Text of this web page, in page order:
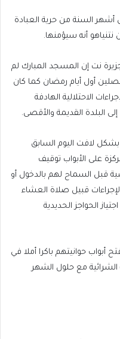
السنة من حرية العبادة
نتنياهو أنه سيؤمنها.
نت إن المسجد المبارك لم
أول أيام رمضان كما كان
الاحتلالية الهادفة
البلدة القديمة والأقصى.
لافت اليوم السابق
على الأبواب توقيف
قبل السماح لهم بالدخول أو
قبيل صلاة العشاء
الحواجز الحديدية
حوانيتهم باكرا أملا في
مع حلول الشهر